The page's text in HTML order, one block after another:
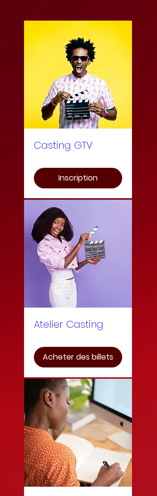
Casting GTV
Inscription
Atelier Casting
Acheter des billets